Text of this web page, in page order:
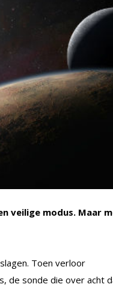
veilige modus. Maar
Toen verloor
de sonde die over acht